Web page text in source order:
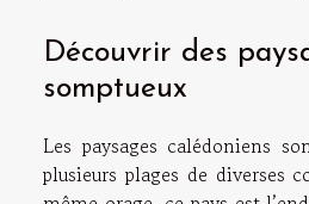
Découvrir des
somptueux
Les paysages calédoniens
plusieurs plages de diverses